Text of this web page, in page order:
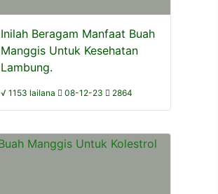
Inilah Beragam Manfaat Buah
Manggis Untuk Kesehatan
Lambung.
√ 1153 lailana 08-12-23 2864